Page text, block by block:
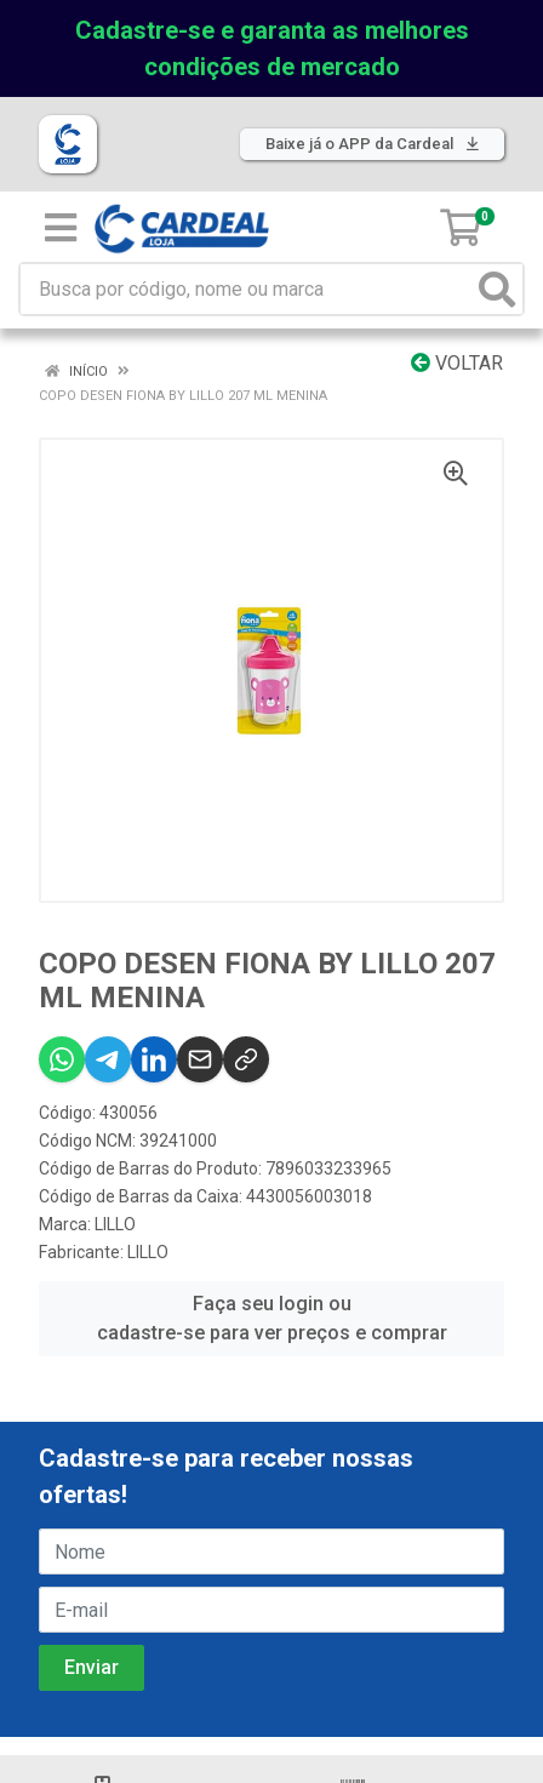
Cadastre-se e garanta as melhores
condições de mercado
Baixe já o APP da Cardeal
0
VOLTAR
INÍCIO
COPO DESEN FIONA BY LILLO 207 ML MENINA
COPO DESEN FIONA BY LILLO 207
ML MENINA
Código: 430056
Código NCM: 39241000
Código de Barras do Produto: 7896033233965
Código de Barras da Caixa: 4430056003018
Marca:
LILLO
Fabricante:
LILLO
Faça seu login ou
cadastre-se para ver preços e comprar
Cadastre-se para receber nossas
ofertas!